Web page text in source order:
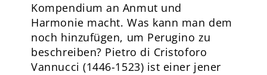
Kompendium an Anmut und
Harmonie macht. Was kann man dem
noch hinzufügen, um Perugino zu
beschreiben? Pietro di Cristoforo
Vannucci (1446-1523) ist einer jener